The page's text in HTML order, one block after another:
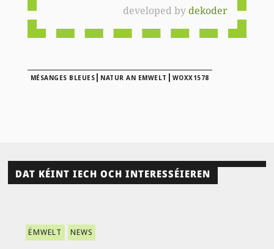
developed bydekoder
MÉSANGES BLEUES | NATUR AN EMWELT | WOXX1578
DAT KÉINT IECH OCH INTERESSÉIEREN
ËMWELT NEWS